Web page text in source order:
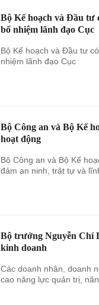
Bộ Kế hoạch và Đầu
bổ nhiệm lãnh đạo Cục
Bộ Kế hoạch và Đầu tư
nhiệm lãnh đạo Cục
Bộ Công an và Bộ Kế
hoạt động
Bộ Công an và Bộ Kế
đảm an ninh, trật tự và
Bộ trưởng Nguyễn Chí
kinh doanh
Các doanh nhân, doanh
cao năng lực quản trị,